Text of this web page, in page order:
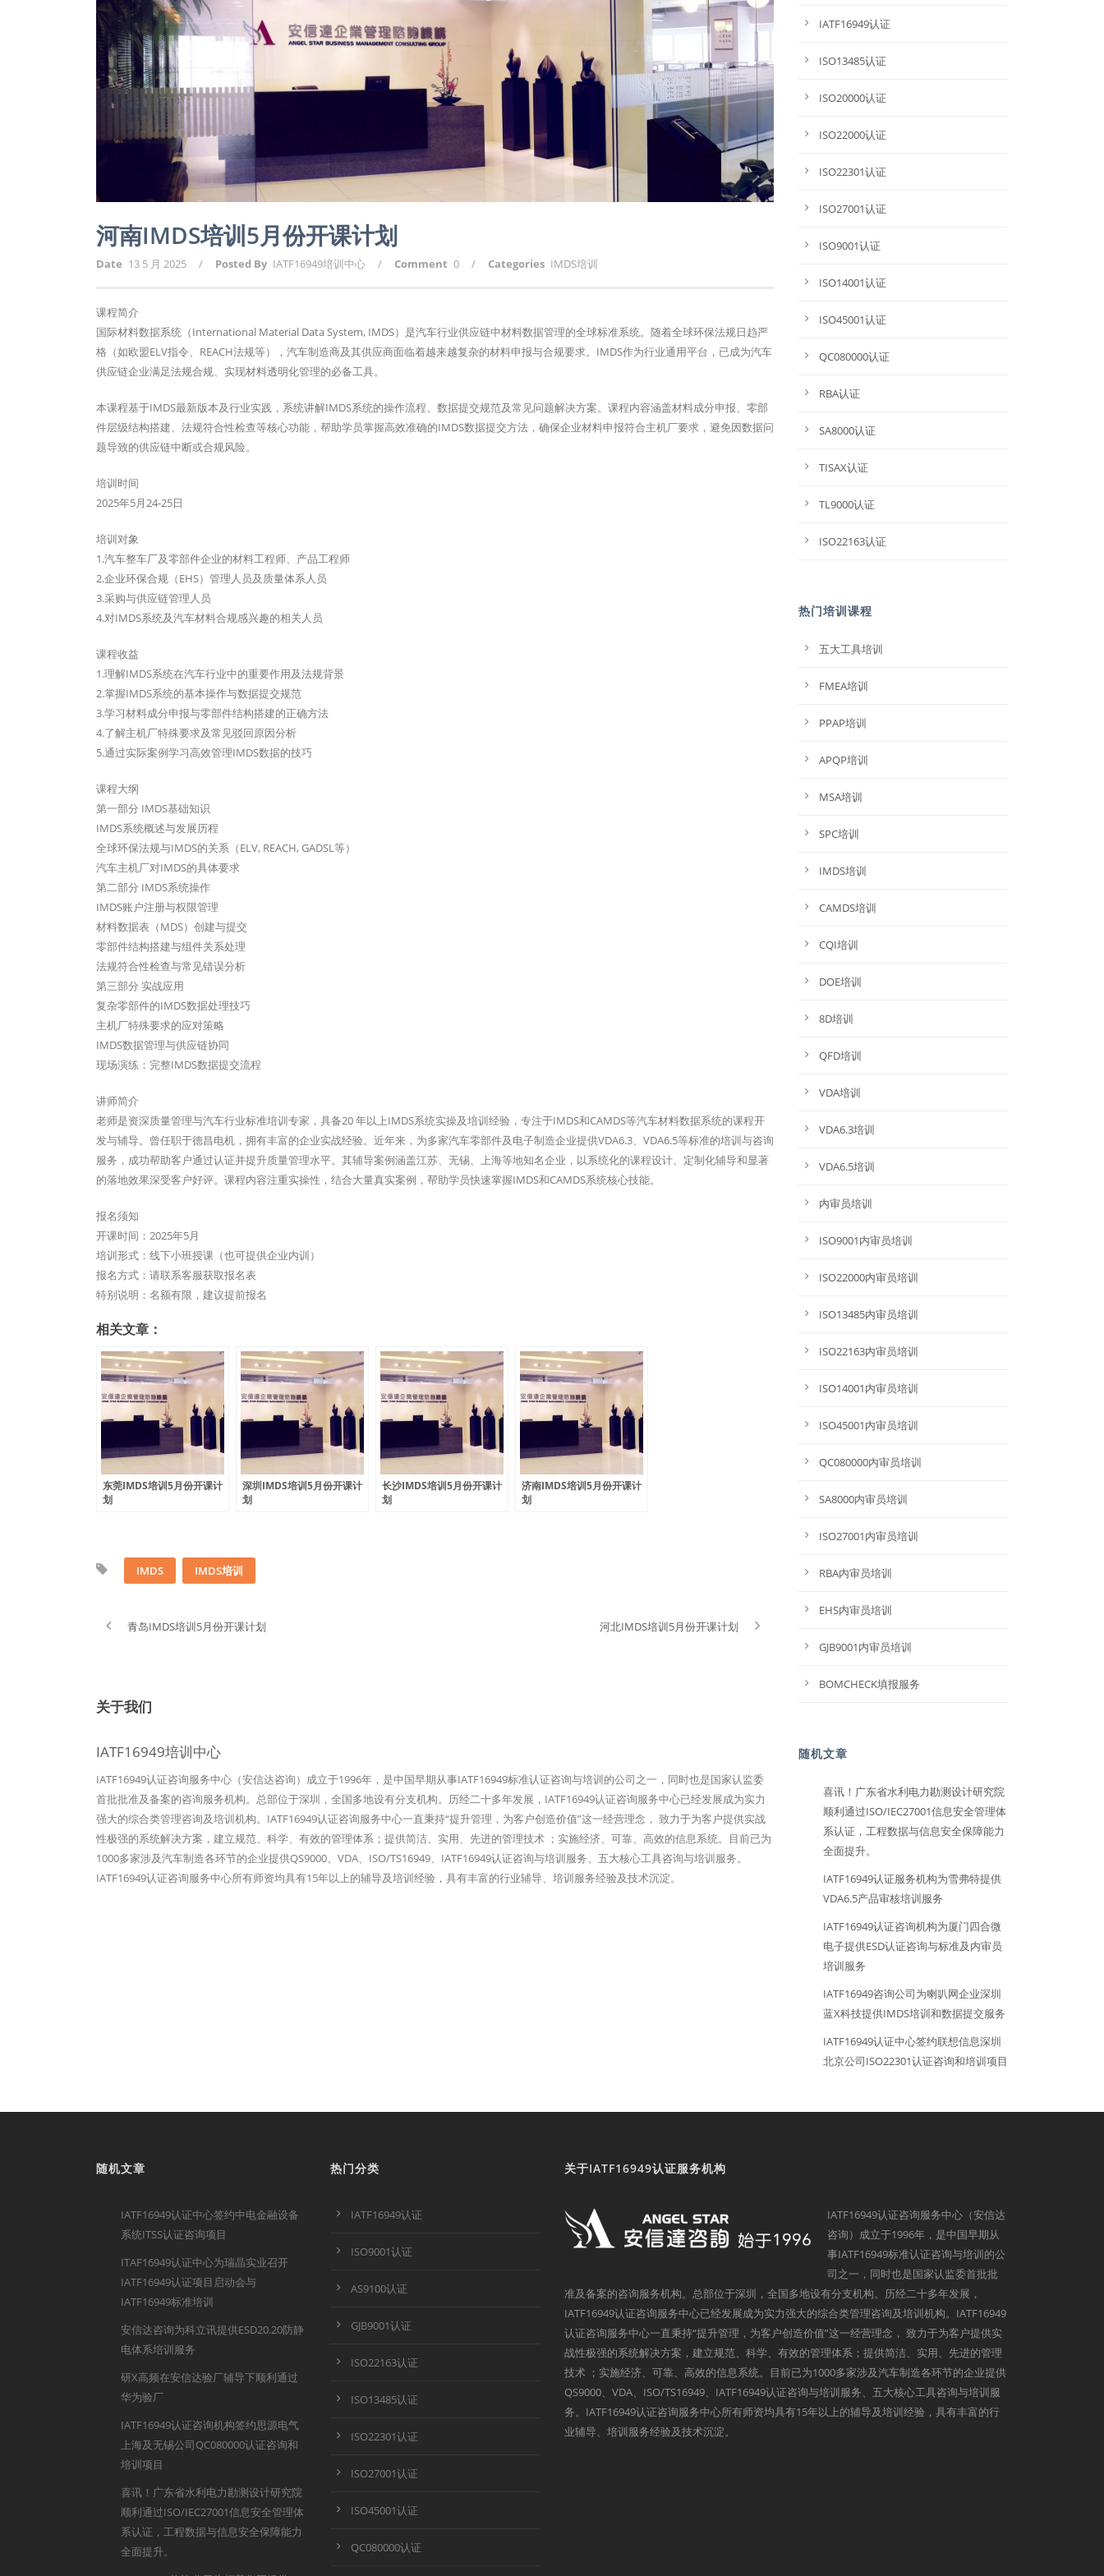
河南IMDS培训5月份开课计划
Date 13 5 月 2025 / Posted By IATF16949培训中心 / Comment 0 / Categories IMDS培训
课程简介
国际材料数据系统（International Material Data System, IMDS）是汽车行业供应链中材料数据管理的全球标准系统。随着全球环保法规日趋严
格（如欧盟ELV指令、REACH法规等），汽车制造商及其供应商面临着越来越复杂的材料申报与合规要求。IMDS作为行业通用平台，已成为汽车
供应链企业满足法规合规、实现材料透明化管理的必备工具。
本课程基于IMDS最新版本及行业实践，系统讲解IMDS系统的操作流程、数据提交规范及常见问题解决方案。课程内容涵盖材料成分申报、零部
件层级结构搭建、法规符合性检查等核心功能，帮助学员掌握高效准确的IMDS数据提交方法，确保企业材料申报符合主机厂要求，避免因数据问
题导致的供应链中断或合规风险。
培训时间
2025年5月24-25日
培训对象
1.汽车整车厂及零部件企业的材料工程师、产品工程师
2.企业环保合规（EHS）管理人员及质量体系人员
3.采购与供应链管理人员
4.对IMDS系统及汽车材料合规感兴趣的相关人员
课程收益
1.理解IMDS系统在汽车行业中的重要作用及法规背景
2.掌握IMDS系统的基本操作与数据提交规范
3.学习材料成分申报与零部件结构搭建的正确方法
4.了解主机厂特殊要求及常见驳回原因分析
5.通过实际案例学习高效管理IMDS数据的技巧
课程大纲
第一部分 IMDS基础知识
IMDS系统概述与发展历程
全球环保法规与IMDS的关系（ELV, REACH, GADSL等）
汽车主机厂对IMDS的具体要求
第二部分 IMDS系统操作
IMDS账户注册与权限管理
材料数据表（MDS）创建与提交
零部件结构搭建与组件关系处理
法规符合性检查与常见错误分析
第三部分 实战应用
复杂零部件的IMDS数据处理技巧
主机厂特殊要求的应对策略
IMDS数据管理与供应链协同
现场演练：完整IMDS数据提交流程
讲师简介
老师是资深质量管理与汽车行业标准培训专家，具备20 年以上IMDS系统实操及培训经验，专注于IMDS和CAMDS等汽车材料数据系统的课程开
发与辅导。曾任职于德昌电机，拥有丰富的企业实战经验。近年来，为多家汽车零部件及电子制造企业提供VDA6.3、VDA6.5等标准的培训与咨询
服务，成功帮助客户通过认证并提升质量管理水平。其辅导案例涵盖江苏、无锡、上海等地知名企业，以系统化的课程设计、定制化辅导和显著
的落地效果深受客户好评。课程内容注重实操性，结合大量真实案例，帮助学员快速掌握IMDS和CAMDS系统核心技能。
报名须知
开课时间：2025年5月
培训形式：线下小班授课（也可提供企业内训）
报名方式：请联系客服获取报名表
特别说明：名额有限，建议提前报名
相关文章：
东莞IMDS培训5月份开课计
划
深圳IMDS培训5月份开课计
划
长沙IMDS培训5月份开课计
划
济南IMDS培训5月份开课计
划
IMDS IMDS培训
青岛IMDS培训5月份开课计划 河北IMDS培训5月份开课计划
关于我们
IATF16949培训中心
IATF16949认证咨询服务中心（安信达咨询）成立于1996年，是中国早期从事IATF16949标准认证咨询与培训的公司之一，同时也是国家认监委
首批批准及备案的咨询服务机构。总部位于深圳，全国多地设有分支机构。历经二十多年发展，IATF16949认证咨询服务中心已经发展成为实力
强大的综合类管理咨询及培训机构。IATF16949认证咨询服务中心一直秉持“提升管理，为客户创造价值”这一经营理念， 致力于为客户提供实战
性极强的系统解决方案，建立规范、科学、有效的管理体系；提供简洁、实用、先进的管理技术 ；实施经济、可靠、高效的信息系统。目前已为
1000多家涉及汽车制造各环节的企业提供QS9000、VDA、ISO/TS16949、IATF16949认证咨询与培训服务、五大核心工具咨询与培训服务。
IATF16949认证咨询服务中心所有师资均具有15年以上的辅导及培训经验，具有丰富的行业辅导、培训服务经验及技术沉淀。
IATF16949认证
ISO13485认证
ISO20000认证
ISO22000认证
ISO22301认证
ISO27001认证
ISO9001认证
ISO14001认证
ISO45001认证
QC080000认证
RBA认证
SA8000认证
TISAX认证
TL9000认证
ISO22163认证
热门培训课程
五大工具培训
FMEA培训
PPAP培训
APQP培训
MSA培训
SPC培训
IMDS培训
CAMDS培训
CQI培训
DOE培训
8D培训
QFD培训
VDA培训
VDA6.3培训
VDA6.5培训
内审员培训
ISO9001内审员培训
ISO22000内审员培训
ISO13485内审员培训
ISO22163内审员培训
ISO14001内审员培训
ISO45001内审员培训
QC080000内审员培训
SA8000内审员培训
ISO27001内审员培训
RBA内审员培训
EHS内审员培训
GJB9001内审员培训
BOMCHECK填报服务
随机文章
喜讯！广东省水利电力勘测设计研究院
顺利通过ISO/IEC27001信息安全管理体
系认证，工程数据与信息安全保障能力
全面提升。
IATF16949认证服务机构为雪弗特提供
VDA6.5产品审核培训服务
IATF16949认证咨询机构为厦门四合微
电子提供ESD认证咨询与标准及内审员
培训服务
IATF16949咨询公司为喇叭网企业深圳
蓝X科技提供IMDS培训和数据提交服务
IATF16949认证中心签约联想信息深圳
北京公司ISO22301认证咨询和培训项目
随机文章
IATF16949认证中心签约中电金融设备
系统ITSS认证咨询项目
ITAF16949认证中心为瑞晶实业召开
IATF16949认证项目启动会与
IATF16949标准培训
安信达咨询为科立讯提供ESD20.20防静
电体系培训服务
研X高频在安信达验厂辅导下顺利通过
华为验厂
IATF16949认证咨询机构签约思源电气
上海及无锡公司QC080000认证咨询和
培训项目
喜讯！广东省水利电力勘测设计研究院
顺利通过ISO/IEC27001信息安全管理体
系认证，工程数据与信息安全保障能力
全面提升。
热门分类
IATF16949认证
ISO9001认证
AS9100认证
GJB9001认证
ISO22163认证
ISO13485认证
ISO22301认证
ISO27001认证
ISO45001认证
QC080000认证
关于IATF16949认证服务机构
IATF16949认证咨询服务中心（安信达
咨询）成立于1996年，是中国早期从
事IATF16949标准认证咨询与培训的公
司之一，同时也是国家认监委首批批
准及备案的咨询服务机构。总部位于深圳，全国多地设有分支机构。历经二十多年发展，
IATF16949认证咨询服务中心已经发展成为实力强大的综合类管理咨询及培训机构。IATF16949
认证咨询服务中心一直秉持“提升管理，为客户创造价值”这一经营理念， 致力于为客户提供实
战性极强的系统解决方案，建立规范、科学、有效的管理体系；提供简洁、实用、先进的管理
技术 ；实施经济、可靠、高效的信息系统。目前已为1000多家涉及汽车制造各环节的企业提供
QS9000、VDA、ISO/TS16949、IATF16949认证咨询与培训服务、五大核心工具咨询与培训服
务。IATF16949认证咨询服务中心所有师资均具有15年以上的辅导及培训经验，具有丰富的行
业辅导、培训服务经验及技术沉淀。